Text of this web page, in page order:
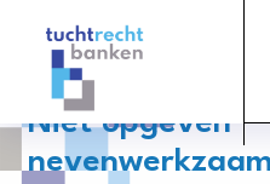
logo
Niet opgeven